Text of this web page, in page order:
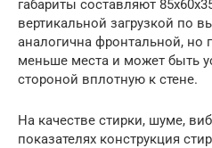
габариты составляют
вертикальной загрузкой по
аналогична фронтальной, но
меньше места и может быть
стороной вплотную к стене.
На качестве стирки, шуме,
показателях конструкция